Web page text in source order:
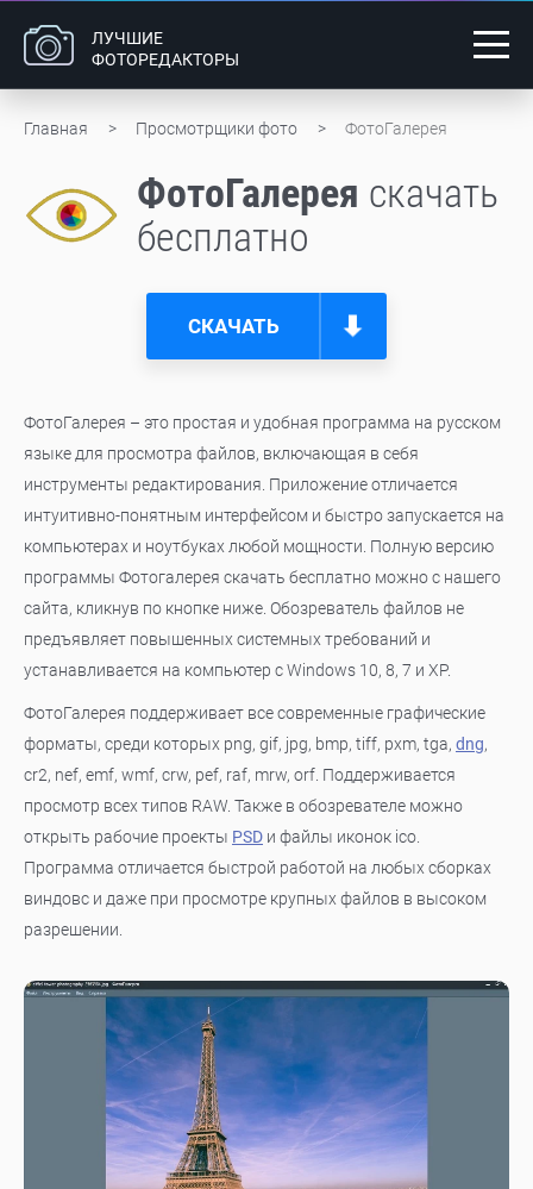
ЛУЧШИЕ
ФОТОРЕДАКТОРЫ
Главная Просмотрщики фото ФотоГалерея
ФотоГалерея cкачать
бесплатно
СКАЧАТЬ
ФотоГалерея – это простая и удобная программа на русском
языке для просмотра файлов, включающая в себя
инструменты редактирования. Приложение отличается
интуитивно-понятным интерфейсом и быстро запускается на
компьютерах и ноутбуках любой мощности. Полную версию
программы Фотогалерея скачать бесплатно можно с нашего
сайта, кликнув по кнопке ниже. Обозреватель файлов не
предъявляет повышенных системных требований и
устанавливается на компьютер с Windows 10, 8, 7 и XP.
ФотоГалерея поддерживает все современные графические
форматы, среди которых png, gif, jpg, bmp, tiff, pxm, tga, dng,
cr2, nef, emf, wmf, crw, pef, raf, mrw, orf. Поддерживается
просмотр всех типов RAW. Также в обозревателе можно
открыть рабочие проекты PSD и файлы иконок ico.
Программа отличается быстрой работой на любых сборках
виндовс и даже при просмотре крупных файлов в высоком
разрешении.